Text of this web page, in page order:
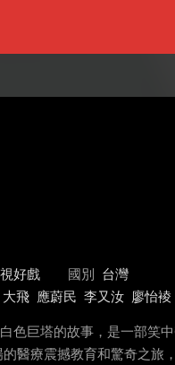
好戲 國別 台灣
大飛 應蔚民 李又汝 廖怡裬
色巨塔的故事，是一部笑
醫療震撼教育和驚奇之旅